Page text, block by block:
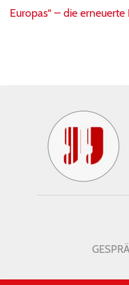
Europas“ – die erneuerte